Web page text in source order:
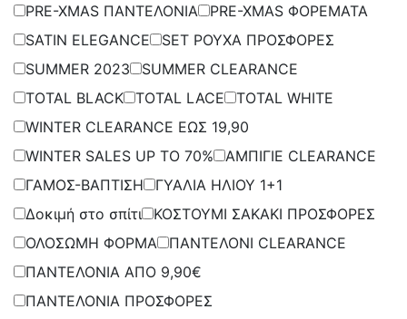
PRE-XMAS ΠΑΝΤΕΛΟΝΙΑ
PRE-XMAS ΦΟΡΕΜΑΤΑ
SATIN ELEGANCE
SET ΡΟΥΧΑ ΠΡΟΣΦΟΡΕΣ
SUMMER 2023
SUMMER CLEARANCE
TOTAL BLACK
TOTAL LACE
TOTAL WHITE
WINTER CLEARANCE ΕΩΣ 19,90
WINTER SALES UP TO 70%
ΑΜΠΙΓΙΕ CLEARANCE
ΓΑΜΟΣ-ΒΑΠΤΙΣΗ
ΓΥΑΛΙΑ ΗΛΙΟΥ 1+1
Δοκιμή στο σπίτι
ΚΟΣΤΟΥΜΙ ΣΑΚΑΚΙ ΠΡΟΣΦΟΡΕΣ
ΟΛΟΣΩΜΗ ΦΟΡΜΑ
ΠΑΝΤΕΛΟΝΙ CLEARANCE
ΠΑΝΤΕΛΟΝΙΑ ΑΠΟ 9,90€
ΠΑΝΤΕΛΟΝΙΑ ΠΡΟΣΦΟΡΕΣ